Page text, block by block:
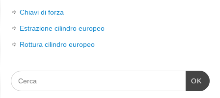
Chiavi di forza
Estrazione cilindro europeo
Rottura cilindro europeo
OK